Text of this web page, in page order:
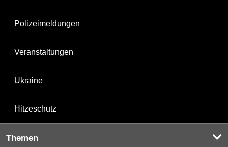
Polizeimeldungen
Veranstaltungen
Ukraine
Hitzeschutz
Themen